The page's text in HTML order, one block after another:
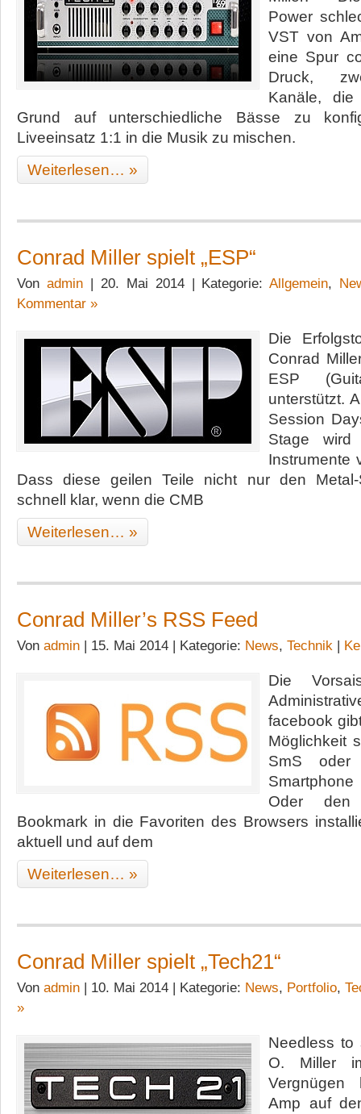
Power
VST von
eine Spur
Druck,
Kanäle,
Grund auf unterschiedliche Bässe zu
Liveeinsatz 1:1 in die Musik zu mischen.
Weiterlesen… »
Conrad Miller spielt „ESP“
Von admin| 20. Mai 2014 | Kategorie:Allgemein,
Kommentar »
Die
Conrad
ESP
unterstützt.
Session
Stage
Instrumente
Dass diese geilen Teile nicht nur den Metal-
schnell klar, wenn die CMB
Weiterlesen… »
Conrad Miller’s RSS Feed
Von admin | 15. Mai 2014 | Kategorie: News, Technik |
Die
facebook
Möglichkeit
SmS
Oder
Bookmark in die Favoriten des Browsers
aktuell und auf dem
Weiterlesen… »
Conrad Miller spielt „Tech21“
Von admin | 10. Mai 2014 | Kategorie: News, Portfolio,
»
Needless
O. Miller
Vergnügen
Amp auf